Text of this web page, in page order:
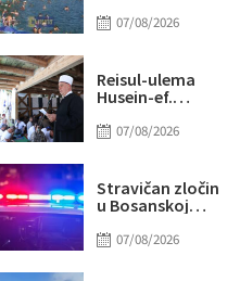
stiže novi
07/08/2026
Reisul-ulema
Husein-ef.
Igmanu: Bosna
za koju se živi
07/08/2026
Stravičan zločin
u Bosanskoj
ubila muža
07/08/2026